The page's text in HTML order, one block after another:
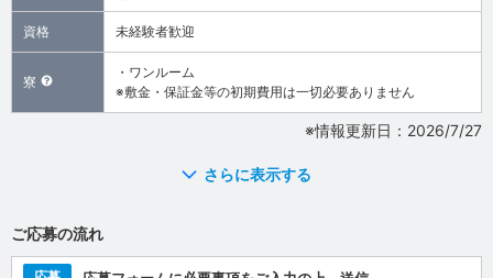
資格 未経験者歓迎
寮
・ワンルーム
※敷金・保証金等の初期費用は一切必要ありません
※情報更新日：2026/7/27
さらに表示する
ご応募の流れ